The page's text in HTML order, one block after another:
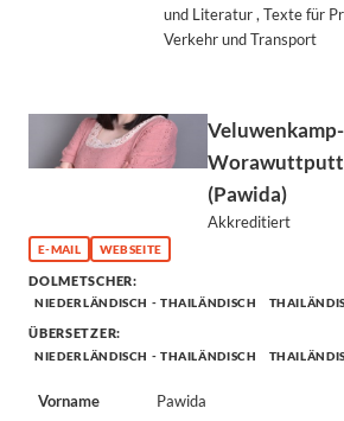
und Literatur , Texte für
Verkehr und Transport
Veluwenkamp-
(Pawida)
Akkreditiert
E-MAIL WEBSEITE
DOLMETSCHER:
NIEDERLÄNDISCH - THAILÄNDISCH
ÜBERSETZER:
NIEDERLÄNDISCH - THAILÄNDISCH
Vorname
Pawida